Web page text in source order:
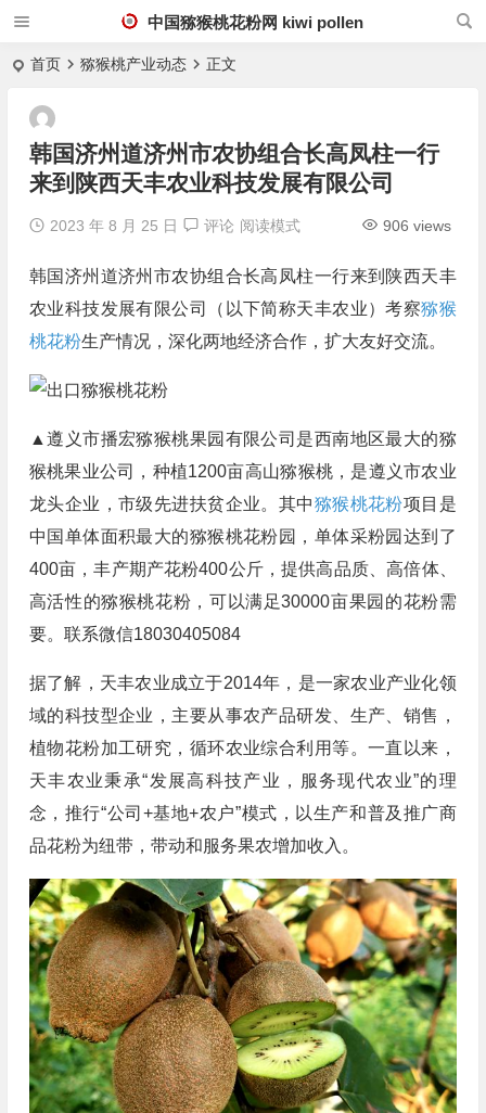
中国猕猴桃花粉网 kiwi pollen
首页 猕猴桃产业动态 正文
韩国济州道济州市农协组合长高凤柱一行
来到陕西天丰农业科技发展有限公司
2023 年 8 月 25 日 评论 906 views
阅读模式
韩国济州道济州市农协组合长高凤柱一行来到陕西天丰
农业科技发展有限公司（以下简称天丰农业）考察猕猴
桃花粉生产情况，深化两地经济合作，扩大友好交流。
▲遵义市播宏猕猴桃果园有限公司是西南地区最大的猕
猴桃果业公司，种植1200亩高山猕猴桃，是遵义市农业
龙头企业，市级先进扶贫企业。其中猕猴桃花粉项目是
中国单体面积最大的猕猴桃花粉园，单体采粉园达到了
400亩，丰产期产花粉400公斤，提供高品质、高倍体、
高活性的猕猴桃花粉，可以满足30000亩果园的花粉需
要。联系微信18030405084
据了解，天丰农业成立于2014年，是一家农业产业化领
域的科技型企业，主要从事农产品研发、生产、销售，
植物花粉加工研究，循环农业综合利用等。一直以来，
天丰农业秉承“发展高科技产业，服务现代农业”的理
念，推行“公司+基地+农户”模式，以生产和普及推广商
品花粉为纽带，带动和服务果农增加收入。